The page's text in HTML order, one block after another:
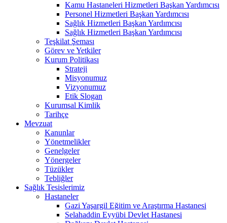
Kamu Hastaneleri Hizmetleri Başkan Yardımcısı
Personel Hizmetleri Başkan Yardımcısı
Sağlık Hizmetleri Başkan Yardımcısı
Sağlık Hizmetleri Başkan Yardımcısı
Teşkilat Şeması
Görev ve Yetkiler
Kurum Politikası
Strateji
Misyonumuz
Vizyonumuz
Etik Slogan
Kurumsal Kimlik
Tarihçe
Mevzuat
Kanunlar
Yönetmelikler
Genelgeler
Yönergeler
Tüzükler
Tebliğler
Sağlık Tesislerimiz
Hastaneler
Gazi Yaşargil Eğitim ve Araştırma Hastanesi
Selahaddin Eyyübi Devlet Hastanesi